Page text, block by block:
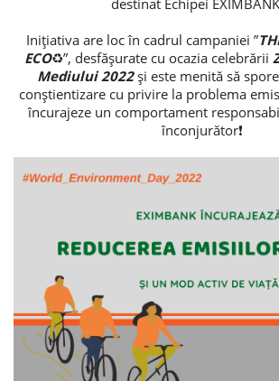
Credite de consum
destinat Echipei
Inițiativa are loc în cadrul campaniei ”
ECO♻️”, desfășurate cu ocazia celebrării
Mediului 2022și este menită să
conștientizare cu privire la problema
încurajeze un comportament
înconjurător❗️